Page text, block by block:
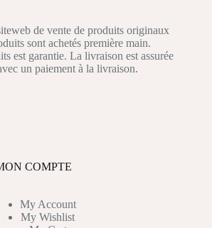
de vente de produits originaux
sont achetés première main.
est garantie. La livraison est assurée
un paiement à la livraison.
COMPTE
My Account
My Wishlist